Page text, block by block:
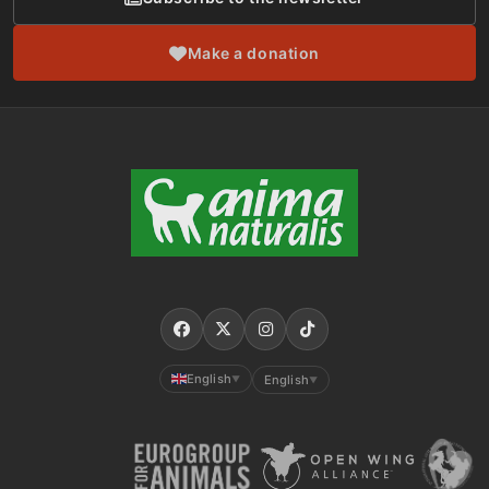
Make a donation
English ▼ English ▼